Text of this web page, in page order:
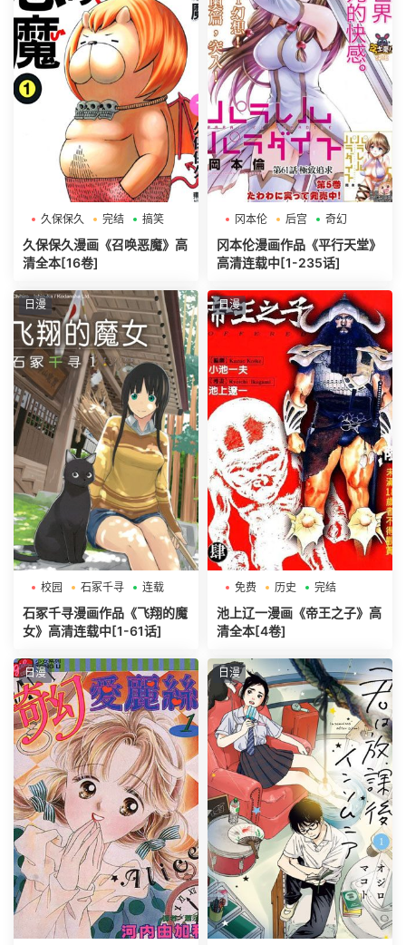
久保保久 完结 搞笑
久保保久漫画《召唤恶魔》高
清全本[16卷]
冈本伦 后宫 奇幻
冈本伦漫画作品《平行天堂》
高清连载中[1-235话]
日漫
校园 石冢千寻 连载
石冢千寻漫画作品《飞翔的魔
女》高清连载中[1-61话]
日漫
免费 历史 完结
池上辽一漫画《帝王之子》高
清全本[4卷]
日漫 日漫